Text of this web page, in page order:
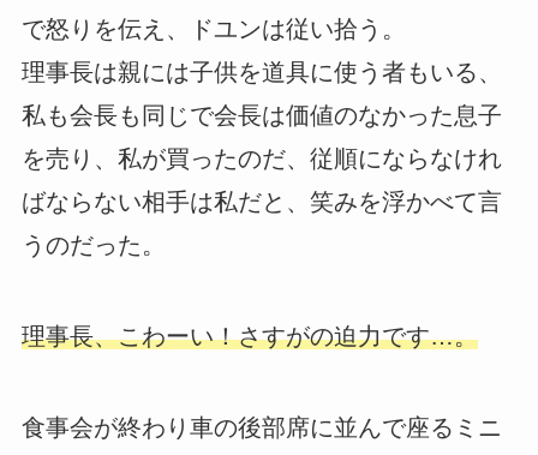
で怒りを伝え、ドユンは従い拾う。
理事長は親には子供を道具に使う者もいる、
私も会長も同じで会長は価値のなかった息子
を売り、私が買ったのだ、従順にならなけれ
ばならない相手は私だと、笑みを浮かべて言
うのだった。
理事長、こわーい！さすがの迫力です…。
食事会が終わり車の後部席に並んで座るミニ